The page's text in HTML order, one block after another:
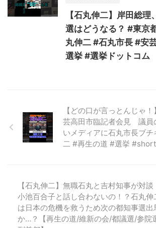
【石丸伸二】岸田総理
選はどうなる？ #東京
丸伸二 #石丸市長 #安
選挙 #選挙ドットコム
【どの口が言っとんじゃ
芸高田市臨記者会見 議員
いメディアに石丸市長ブ
二 #再生の道 #選挙
【石丸伸二】無職石丸と吉村知事が対談
小池百合子と話し合わないの！？石丸伸
は日本の危機を救うため次の都知事選出
か…？【再生の道/維新の会/都議選/参院